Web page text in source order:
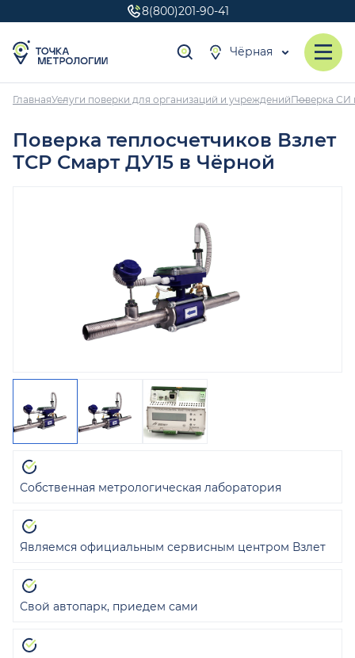
8(800)201-90-41
Чёрная
ГлавнаяУслуги поверки для организаций и учрежденийПоверка СИ
Поверка теплосчетчиков Взлет
ТСР Смарт ДУ15 в Чёрной
Собственная метрологическая лаборатория
Являемся официальным сервисным центром Взлет
Свой автопарк, приедем сами